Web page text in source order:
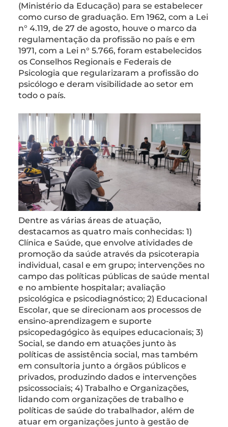
(Ministério da Educação) para se estabelecer
como curso de graduação. Em 1962, com a Lei
n° 4.119, de 27 de agosto, houve o marco da
regulamentação da profissão no país e em
1971, com a Lei n° 5.766, foram estabelecidos
os Conselhos Regionais e Federais de
Psicologia que regularizaram a profissão do
psicólogo e deram visibilidade ao setor em
todo o país.
Dentre as várias áreas de atuação,
destacamos as quatro mais conhecidas: 1)
Clínica e Saúde, que envolve atividades de
promoção da saúde através da psicoterapia
individual, casal e em grupo; intervenções no
campo das políticas públicas de saúde mental
e no ambiente hospitalar; avaliação
psicológica e psicodiagnóstico; 2) Educacional
Escolar, que se direcionam aos processos de
ensino-aprendizagem e suporte
psicopedagógico às equipes educacionais; 3)
Social, se dando em atuações junto às
políticas de assistência social, mas também
em consultoria junto a órgãos públicos e
privados, produzindo dados e intervenções
psicossociais; 4) Trabalho e Organizações,
lidando com organizações de trabalho e
políticas de saúde do trabalhador, além de
atuar em organizações junto à gestão de